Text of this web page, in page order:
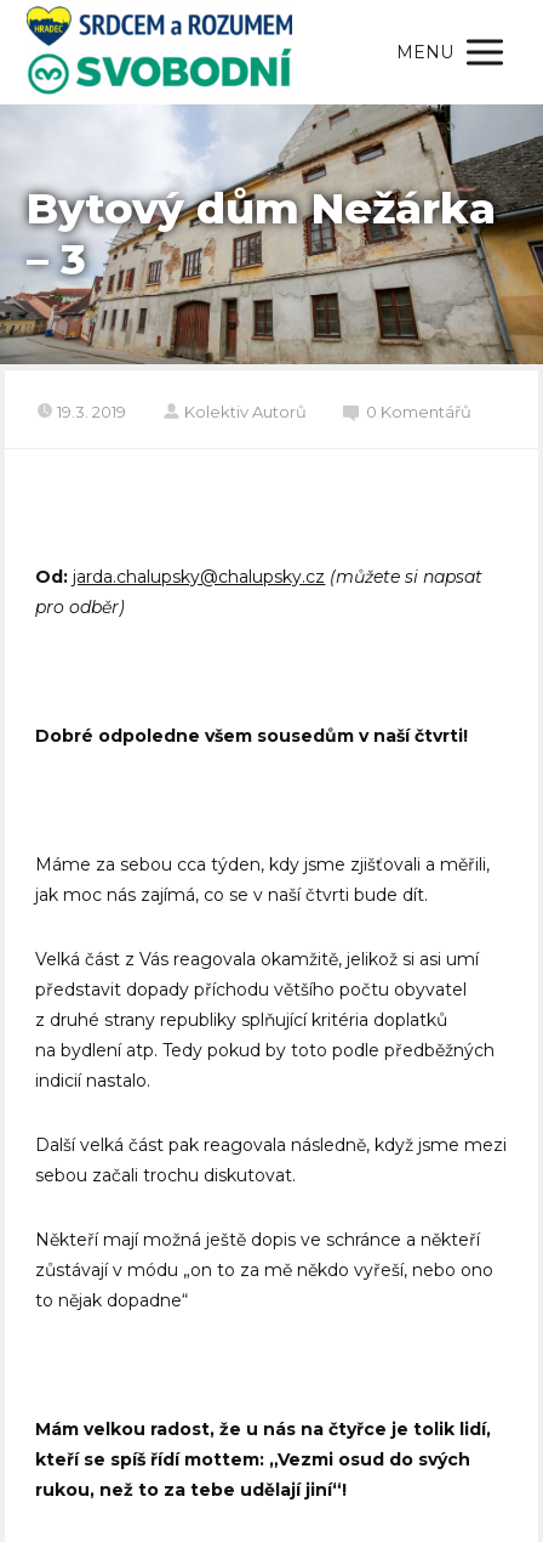
MENU
Bytový dům Nežárka
– 3
19.3. 2019 Kolektiv Autorů 0 Komentářů
Od: jarda.chalupsky@chalupsky.cz (můžete si napsat
pro odběr)
Dobré odpoledne všem sousedům v naší čtvrti!
Máme za sebou cca týden, kdy jsme zjišťovali a měřili,
jak moc nás zajímá, co se v naší čtvrti bude dít.
Velká část z Vás reagovala okamžitě, jelikož si asi umí
představit dopady příchodu většího počtu obyvatel
z druhé strany republiky splňující kritéria doplatků
na bydlení atp. Tedy pokud by toto podle předběžných
indicií nastalo.
Další velká část pak reagovala následně, když jsme mezi
sebou začali trochu diskutovat.
Někteří mají možná ještě dopis ve schránce a někteří
zůstávají v módu „on to za mě někdo vyřeší, nebo ono
to nějak dopadne“
Mám velkou radost, že u nás na čtyřce je tolik lidí,
kteří se spíš řídí mottem: „Vezmi osud do svých
rukou, než to za tebe udělají jiní“!